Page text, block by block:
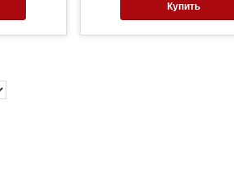
Купить